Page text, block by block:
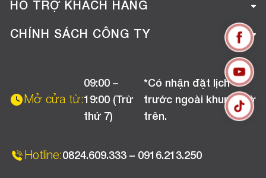
Giới thiệu công ty
Tuyển dụng
HỖ TRỢ KHÁCH HÀNG
Hướng dẫn mua hàng online
Chương trình khuyến mãi
CHÍNH SÁCH CÔNG TY
Chính sách bảo hành
Mở cửa từ:
09:00 –
19:00 (Trừ
thứ 7)
*Có nhận đặt lịch
trước ngoài khung giờ
trên.
Hotline:0824.609.333 – 0916.213.250